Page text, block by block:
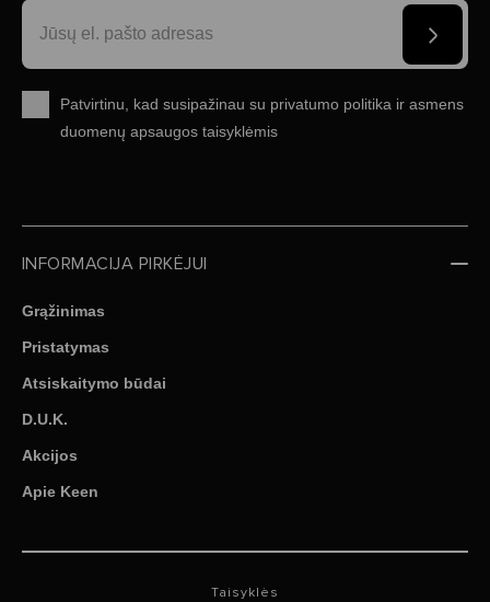
Patvirtinu, kad susipažinau su privatumo politika ir asmens
duomenų apsaugos taisyklėmis
INFORMACIJA PIRKĖJUI
Grąžinimas
Pristatymas
Atsiskaitymo būdai
D.U.K.
Akcijos
Apie Keen
Taisyklės